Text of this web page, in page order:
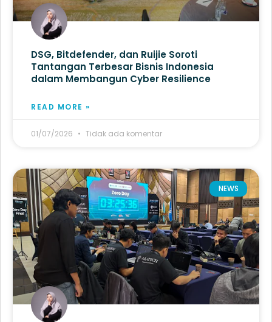
DSG, Bitdefender, dan Ruijie Soroti
Tantangan Terbesar Bisnis Indonesia
dalam Membangun Cyber Resilience
READ MORE »
01/07/2026 Tidak ada komentar
NEWS